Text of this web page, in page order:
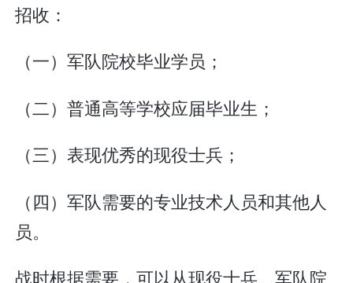
招收：
（一）军队院校毕业学员；
（二）普通高等学校应届毕业生；
（三）表现优秀的现役士兵；
（四）军队需要的专业技术人员和其他人
员。
战时根据需要，可以从现役士兵、军队院